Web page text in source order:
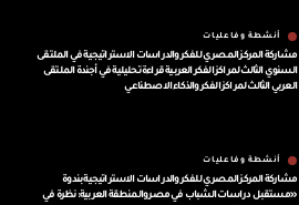
أنشطة وفاعليات
مشاركة المركز المصري للفكر والدراسات الاستراتيجية في الملتقى
السنوي الثالث لمراكز الفكر العربية قراءة تحليلية في أجندة الملتقى
العربي الثالث لمراكز الفكر والذكاء الاصطناعي
أنشطة وفاعليات
مشاركة المركز المصري للفكر والدراسات الاستراتيجية بندوة
«مستقبل دراسات الشباب في مصر والمنطقة العربية: نظرة في